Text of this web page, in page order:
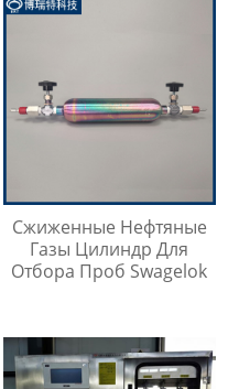
Сжиженные Нефтяные
Газы Цилиндр Для
Отбора Проб Swagelok